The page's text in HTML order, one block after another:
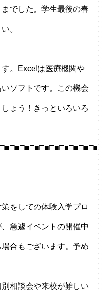
でした。学生最後の春
。
。Excelは医療機関や
ソフトです。この機会
ょう！きっといろいろ
をしての体験入学プロ
急遽イベントの開催中
合もございます。予め
相談会や来校が難しい